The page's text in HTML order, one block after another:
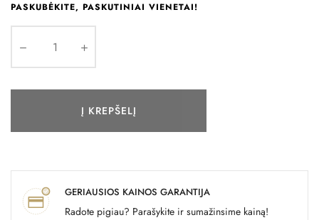
PASKUBĖKITE, PASKUTINIAI VIENETAI!
Į KREPŠELĮ
GERIAUSIOS KAINOS GARANTIJA
Radote pigiau? Parašykite ir sumažinsime kainą!